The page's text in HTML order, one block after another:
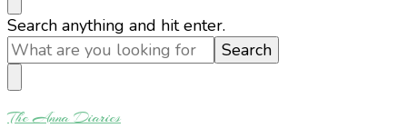
Looking
for
Something?
Search anything and hit enter.
The Anna Diaries